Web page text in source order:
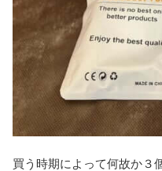
買う時期によって何故か３